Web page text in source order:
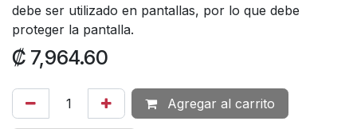
debe ser utilizado en pantallas, por lo que debe
proteger la pantalla.
₡ 7,964.60
Agregar al carrito